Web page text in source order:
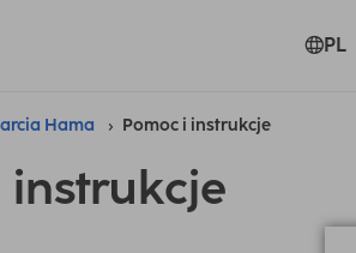
PL
Hama Pomoc i instrukcje
instrukcje